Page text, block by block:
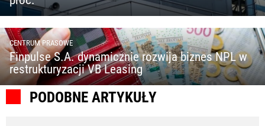
CENTRUM PRASOWE
Finpulse S.A. dynamicznie rozwija biznes NPL w
restrukturyzacji VB Leasing
PODOBNE ARTYKUŁY